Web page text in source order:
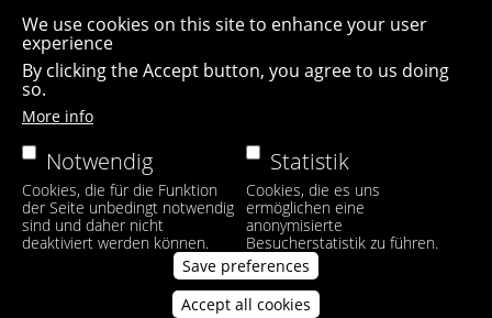
We use cookies on this site to enhance your user
experience
By clicking the Accept button, you agree to us doing
so.
More info
Notwendig
Cookies, die für die Funktion
der Seite unbedingt notwendig
sind und daher nicht
deaktiviert werden können.
Statistik
Cookies, die es uns
ermöglichen eine
anonymisierte
Besucherstatistik zu führen.
Save preferences
Accept all cookies